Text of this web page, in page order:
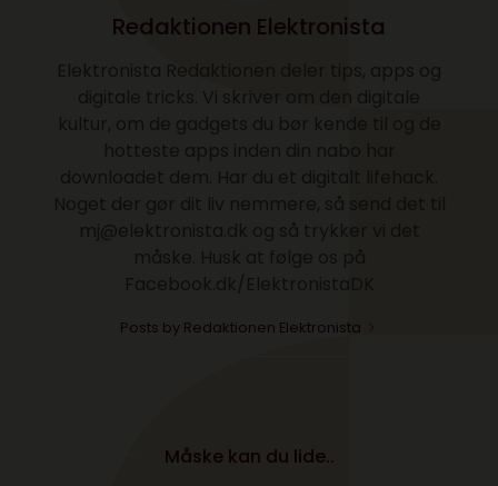
Redaktionen Elektronista
Posts by Redaktionen Elektronista
Måske kan du lide..